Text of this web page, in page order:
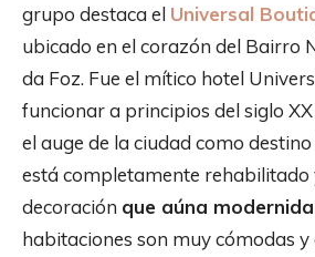
grupo destaca el Universal
ubicado en el corazón del Bairro
da Foz. Fue el mítico hotel
funcionar a principios del siglo
el auge de la ciudad como
está completamente rehabilitado
decoración que aúna
habitaciones son muy cómodas